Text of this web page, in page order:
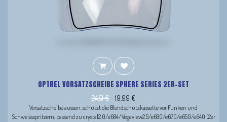
OPTREL VORSATZSCHEIBE SPHERE SERIES 2ER-SET
24,51€ 19,99 €
Vorsatzscheibe aussen, schützt die Blendschutzkassette vor Funken und
Schweissspritzern, passend zu crystal2.0/e684/Vegaview2.5/e680/e670/e650/e640 (2er